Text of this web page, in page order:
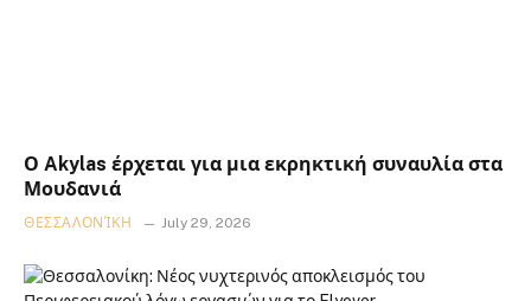
Ο Akylas έρχεται για μια εκρηκτική συναυλία στα
Μουδανιά
ΘΕΣΣΑΛΟΝΊΚΗ July 29, 2026